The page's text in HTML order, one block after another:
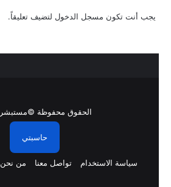
يجب أنت تكون مسجل الدخول لتضيف تعليقاً.
الحقوق محفوظة ©مستبشر 2026
حاسبتي
سياسة الاستخدام تواصل معنا من نحن